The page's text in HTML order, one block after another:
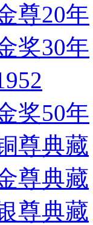
尊20年
奖30年
奖50年
尊典藏
尊典藏
尊典藏